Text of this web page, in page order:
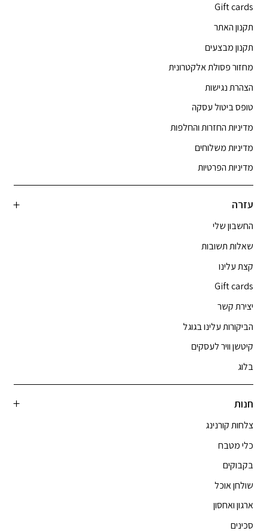
Gift cards
תקנון האתר
תקנון מבצעים
מחזור פסולת אלקטרונית
הצהרת נגישות
טופס ביטול עסקה
מדיניות החזרות והחלפות
מדיניות משלוחים
מדיניות הפרטיות
עזרה
החשבון שלי
שאלות תשובות
קצת עלינו
Gift cards
יצירת קשר
הביקורות עלינו בגוגל
קיטשן וויר לעסקים
בלוג
חנות
צלחות קורנינג
כלי מטבח
בקבוקים
שולחן אוכל
ארגון ואחסון
סכינים